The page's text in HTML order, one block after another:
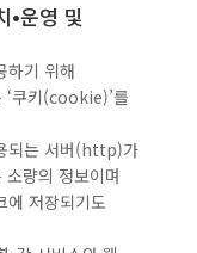
•운영 및
하기 위해
‘쿠키(cookie)’를
되는 서버(http)가
량의 정보이며
에 저장되기도